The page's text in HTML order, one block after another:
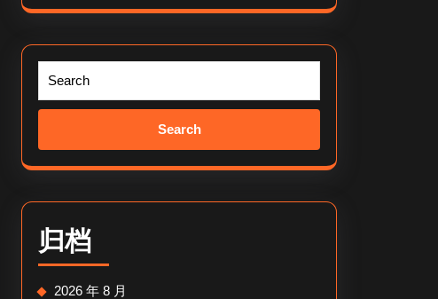
Search
归档
2026 年 8 月